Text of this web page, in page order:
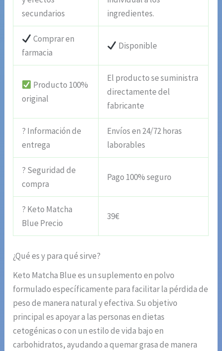
secundarios
ingredientes.
Comprar en
farmacia
Disponible
Producto 100%
original
El producto se suministra
directamente del
fabricante
? Información de
entrega
Envíos en 24/72 horas
laborables
? Seguridad de
compra
Pago 100% seguro
? Keto Matcha
Blue Precio
39€
¿Qué es y para qué sirve?
Keto Matcha Blue es un suplemento en polvo
formulado específicamente para facilitar la pérdida de
peso de manera natural y efectiva. Su objetivo
principal es apoyar a las personas en dietas
cetogénicas o con un estilo de vida bajo en
carbohidratos, ayudando a quemar grasa de manera